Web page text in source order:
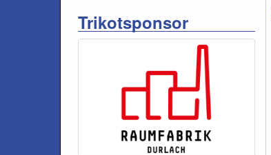
Trikotsponsor